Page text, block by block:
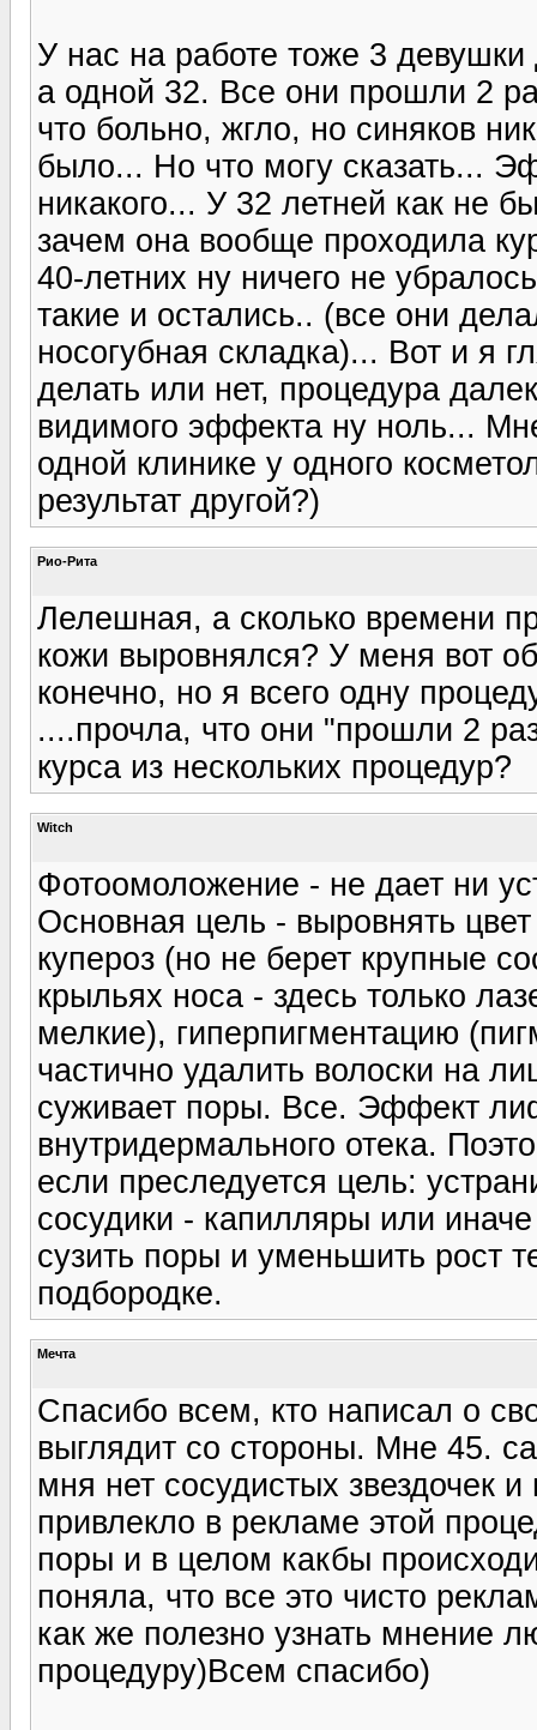
У нас на работе тоже 3
а одной 32. Все они прошли 2
что больно, жгло, но синяков
было... Но что могу сказать...
никакого... У 32 летней как не
зачем она вообще проходила
40-летних ну ничего не
такие и остались.. (все они
носогубная складка)... Вот и я
делать или нет, процедура
видимого эффекта ну ноль...
одной клинике у одного
результат другой?)
Рио-Рита
Лелешная, а сколько времени
кожи выровнялся? У меня вот
конечно, но я всего одну
....прочла, что они "прошли 2
курса из нескольких процедур?
Witch
Фотоомоложение - не дает ни
Основная цель - выровнять
купероз (но не берет крупные
крыльях носа - здесь только
мелкие), гиперпигментацию
частично удалить волоски на
суживает поры. Все. Эффект
внутридермального отека.
если преследуется цель:
сосудики - капилляры или
сузить поры и уменьшить рост
подбородке.
Мечта
Спасибо всем, кто написал о
выглядит со стороны. Мне 45.
мня нет сосудистых звездочек
привлекло в рекламе этой
поры и в целом какбы
поняла, что все это чисто
как же полезно узнать мнение
процедуру)Всем спасибо)